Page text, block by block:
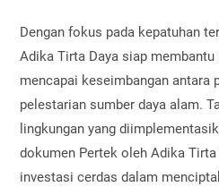
Dengan fokus pada kepatuhan
Adika Tirta Daya siap membantu
mencapai keseimbangan antara
pelestarian sumber daya alam.
lingkungan yang
dokumen Pertek oleh Adika Tirta
investasi cerdas dalam